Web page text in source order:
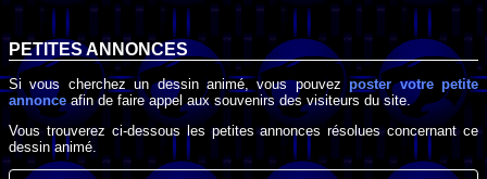
PETITES ANNONCES
Si vous cherchez un dessin animé, vous pouvezposter votre petite
annonceafin de faire appel aux souvenirs des visiteurs du site.
Vous trouverez ci-dessous les petites annonces résolues concernant ce
dessin animé.